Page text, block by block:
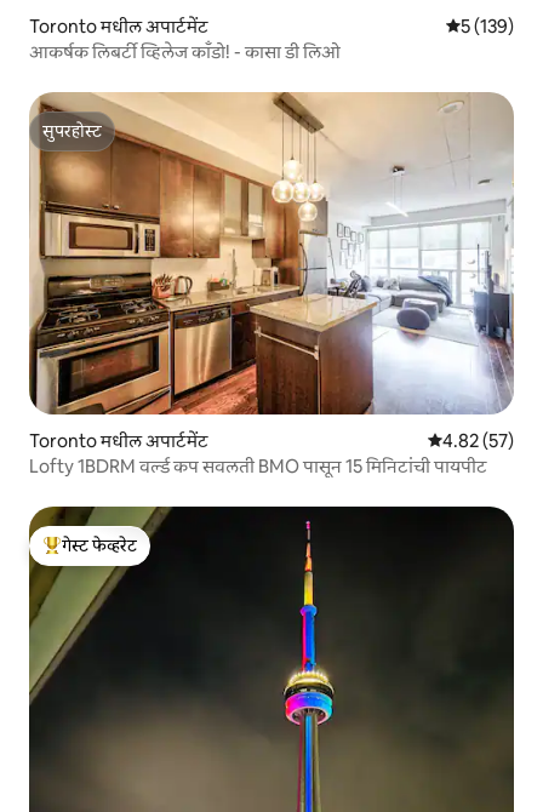
Toronto मधील अपार्टमेंट 5 पैकी 5
5 (139)
आकर्षक लिबर्टी व्हिलेज काँडो! - कासा डी लिओ
सुपरहोस्ट
सुपरहोस्ट
Toronto मधील अपार्टमेंट 5 पैकी 4.82
4.82 (57)
Lofty 1BDRM वर्ल्ड कप सवलती BMO पासून 15 मिनिटांची पायपीट
टॉप गेस्ट फेव्हरेट
गेस्ट फेव्हरेट